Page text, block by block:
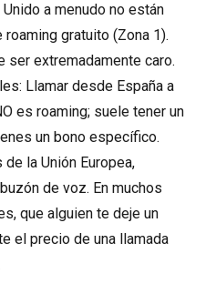
a menudo no están
gratuito (Zona 1).
ser extremadamente caro.
Llamar desde España a
es roaming; suele tener un
un bono específico.
la Unión Europea,
de voz. En muchos
que alguien te deje un
el precio de una llamada